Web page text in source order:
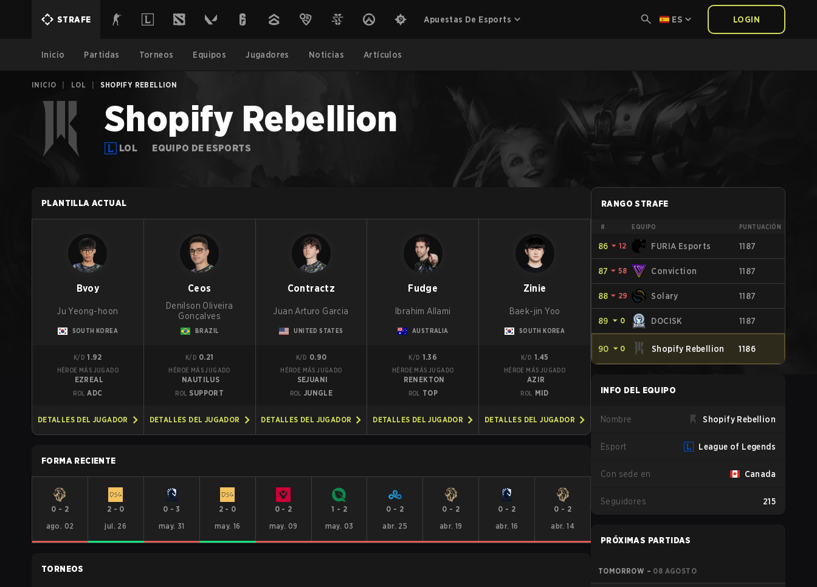
STRAFE Apuestas De Esports ES LOGIN
Inicio Partidas Torneos Equipos Jugadores Noticias Artículos
INICIO LOL SHOPIFY REBELLION
Shopify Rebellion
LOL EQUIPO DE ESPORTS
PLANTILLA ACTUAL
Bvoy
Ju Yeong-hoon
SOUTH KOREA
K/D 1.92
HÉROE MÁS JUGADO
EZREAL
ROL ADC
DETALLES DEL JUGADOR
Ceos
Denilson Oliveira
Gonçalves
BRAZIL
K/D 0.21
HÉROE MÁS JUGADO
NAUTILUS
ROL SUPPORT
DETALLES DEL JUGADOR
Contractz
Juan Arturo Garcia
UNITED STATES
K/D 0.90
HÉROE MÁS JUGADO
SEJUANI
ROL JUNGLE
DETALLES DEL JUGADOR
Fudge
Ibrahim Allami
AUSTRALIA
K/D 1.36
HÉROE MÁS JUGADO
RENEKTON
ROL TOP
DETALLES DEL JUGADOR
Zinie
Baek-jin Yoo
SOUTH KOREA
K/D 1.45
HÉROE MÁS JUGADO
AZIR
ROL MID
DETALLES DEL JUGADOR
FORMA RECIENTE
0 - 2
ago. 02
2 - 0
jul. 26
0 - 3
may. 31
2 - 0
may. 16
0- 2
may. 09
1 - 2
may. 03
0 - 2
abr. 25
0 - 2
abr. 19
0 - 2
abr. 16
0 - 2
abr. 14
TORNEOS
RANGO STRAFE
# EQUIPO PUNTUACIÓN
86 ⏷ 12 FURIA Esports 1187
87 ⏷ 58 Conviction 1187
88 ⏷ 29 Solary 1187
89 ⏷ 0 DOCISK 1187
90 ⏷ 0 Shopify Rebellion 1186
INFO DEL EQUIPO
Nombre Shopify Rebellion
Esport League of Legends
Con sede en Canada
Seguidores 215
PRÓXIMAS PARTIDAS
TOMORROW – 08 AGOSTO